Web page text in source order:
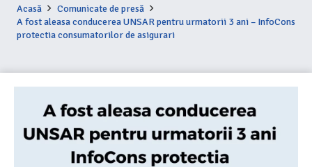
Acasă
Comunicate de presă
A fost aleasa conducerea UNSAR pentru urmatorii 3 ani – InfoCons
protectia consumatorilor de asigurari